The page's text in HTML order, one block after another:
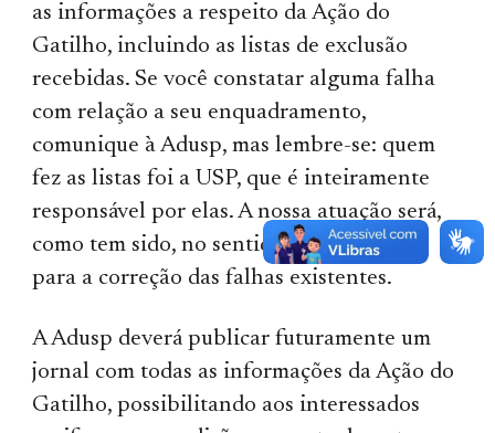
as informações a respeito da Ação do
Gatilho, incluindo as listas de exclusão
recebidas. Se você constatar alguma falha
com relação a seu enquadramento,
comunique à Adusp, mas lembre-se: quem
fez as listas foi a USP, que é inteiramente
responsável por elas. A nossa atuação será,
como tem sido, no sentido de contribuir
para a correção das falhas existentes.
A Adusp deverá publicar futuramente um
jornal com todas as informações da Ação do
Gatilho, possibilitando aos interessados